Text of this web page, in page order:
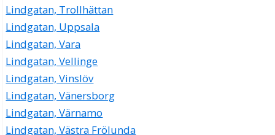
Lindgatan, Trollhättan
Lindgatan, Uppsala
Lindgatan, Vara
Lindgatan, Vellinge
Lindgatan, Vinslöv
Lindgatan, Vänersborg
Lindgatan, Värnamo
Lindgatan, Västra Frölunda